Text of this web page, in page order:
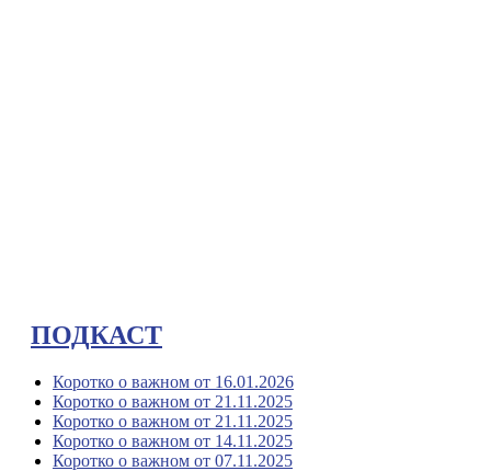
ПОДКАСТ
Коротко о важном от 16.01.2026
Коротко о важном от 21.11.2025
Коротко о важном от 21.11.2025
Коротко о важном от 14.11.2025
Коротко о важном от 07.11.2025